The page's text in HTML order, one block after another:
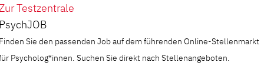
Testzentrale
Sie den passenden Job auf dem führenden Online-Stellenmarkt
Psycholog*innen. Suchen Sie direkt nach Stellenangeboten.